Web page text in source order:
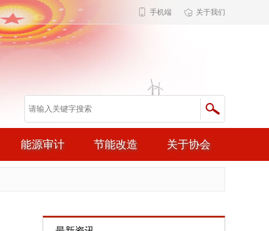
手机端 关于我们
能源审计 节能改造 关于协会